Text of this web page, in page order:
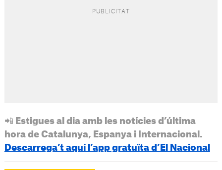
📲 Estigues al dia amb les notícies d’última
hora de Catalunya, Espanya i Internacional.
Descarrega’t aquí l’app gratuïta d’El Nacional